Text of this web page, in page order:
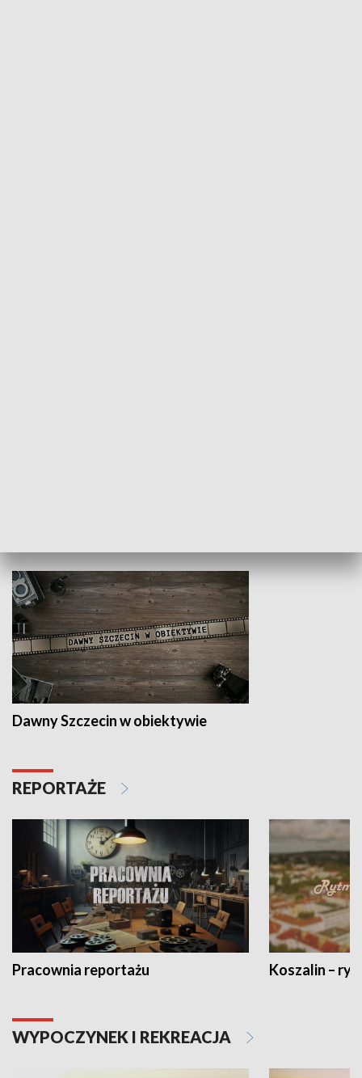
Dawny Szczecin w obiektywie
REPORTAŻE
Pracownia reportażu Koszalin –
WYPOCZYNEK I REKREACJA